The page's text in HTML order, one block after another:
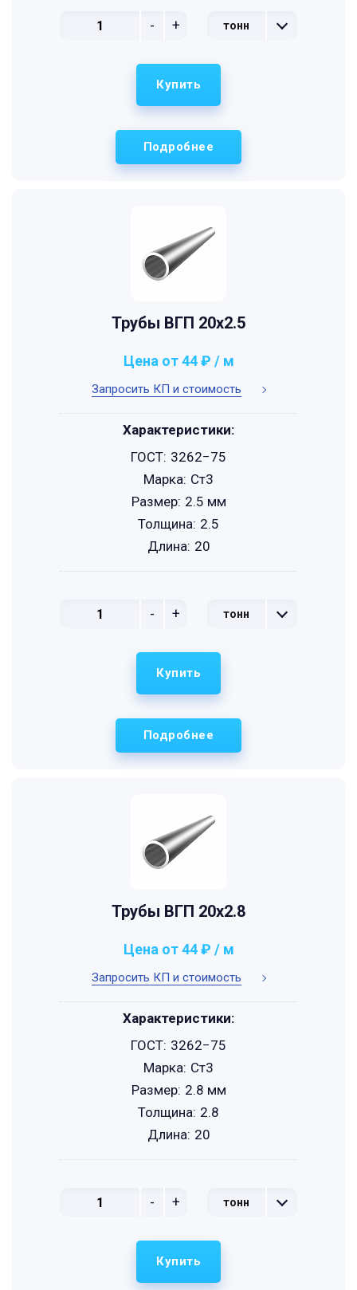
- + тонн
Подробнее
Купить
Трубы ВГП 20x2.5
Запросить КП и стоимость
Цена от 44 ₽ / м
- + тонн
Характеристики:
ГОСТ: 3262−75
Марка: Ст3
Размер: 2.5 мм
Толщина: 2.5
Длина: 20
Подробнее
Купить
Трубы ВГП 20x2.8
Запросить КП и стоимость
Цена от 44 ₽ / м
- + тонн
Характеристики:
ГОСТ: 3262−75
Марка: Ст3
Размер: 2.8 мм
Толщина: 2.8
Длина: 20
Купить